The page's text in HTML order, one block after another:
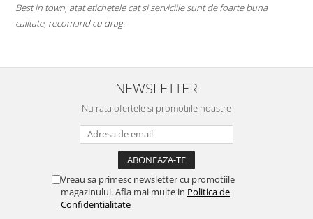
Best in town, atat etichetele cat si serviciile sunt de foarte buna
calitate, recomand cu drag.
NEWSLETTER
Nu rata ofertele si promotiile noastre
Vreau sa primesc newsletter cu promotiile
magazinului. Afla mai multe in Politica de
Confidentialitate